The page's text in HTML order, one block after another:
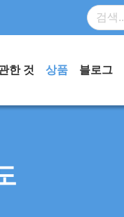
한 것 상품 블로그